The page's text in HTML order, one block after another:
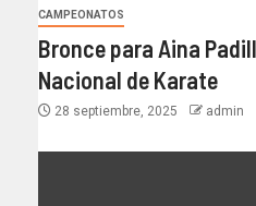
CAMPEONATOS
Bronce para Aina
Nacional de Karate
28 septiembre, 2025 admin